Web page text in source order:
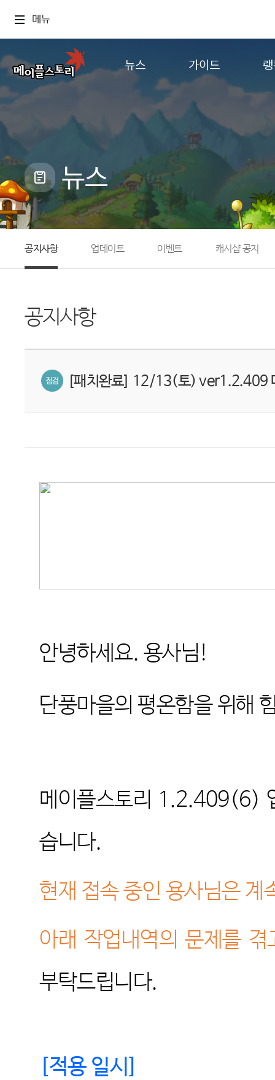
메뉴
뉴스
공지사항
업데이트
캐시샵 공지
메이플 알림판
with maple
가이드
게임정보
직업소개
확률형 아이템
NEXON NOW
뉴스
공지사항 업데이트 이벤트 캐시샵 공지
공지사항
[패치완료] 12/13(토) ver1.2.409
안녕하세요. 용사님!
단풍마을의 평온함을 위해
메이플스토리 1.2.409(6)
습니다.
현재 접속 중인 용사님은 계
아래 작업내역의 문제를
부탁드립니다.
적용 일시